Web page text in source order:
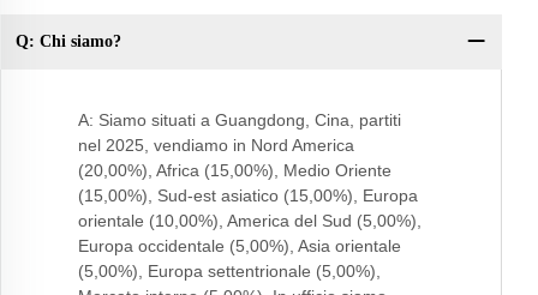
Q: Chi siamo?
A: Siamo situati a Guangdong, Cina, partiti
nel 2025, vendiamo in Nord America
(20,00%), Africa (15,00%), Medio Oriente
(15,00%), Sud-est asiatico (15,00%), Europa
orientale (10,00%), America del Sud (5,00%),
Europa occidentale (5,00%), Asia orientale
(5,00%), Europa settentrionale (5,00%),